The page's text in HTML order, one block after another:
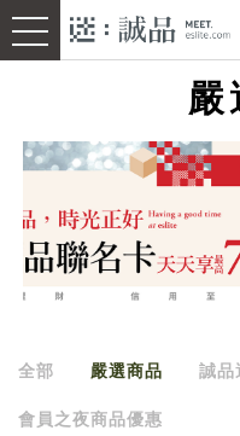
嚴
全部 嚴選商品 誠品
會員之夜商品優惠